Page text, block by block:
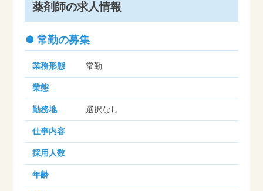
薬剤師の求人情報
常勤の募集
業務形態 常勤
業態
勤務地 選択なし
仕事内容
採用人数
年齢